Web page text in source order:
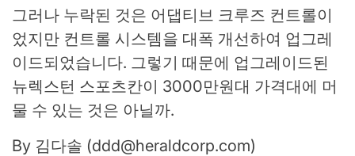
그러나 누락된 것은 어댑티브 크루즈 컨트롤이
었지만 컨트롤 시스템을 대폭 개선하여 업그레
이드되었습니다. 그렇기 때문에 업그레이드된
뉴렉스턴 스포츠칸이 3000만원대 가격대에 머
물 수 있는 것은 아닐까.
By 김다솔 (ddd@heraldcorp.com)